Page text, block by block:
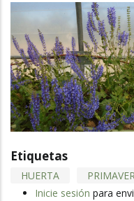
Etiquetas
HUERTA
Inicie sesión para